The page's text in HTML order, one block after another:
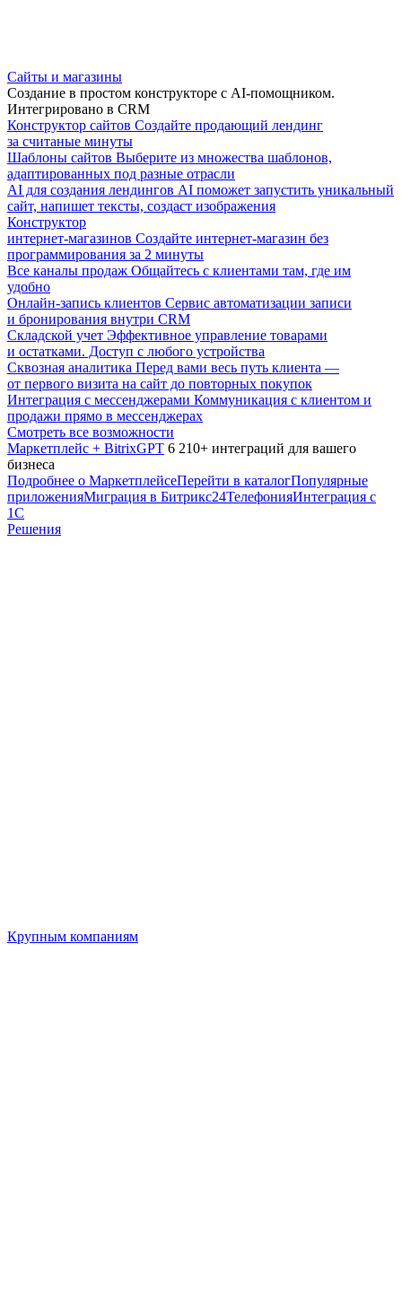
Сайты и магазины
Создание в простом конструкторе с AI-помощником.
Интегрировано в CRM
Конструктор сайтов Создайте продающий лендинг
за считаные минуты
Шаблоны сайтов Выберите из множества шаблонов,
адаптированных под разные отрасли
AI для создания лендингов AI поможет запустить уникальный
сайт, напишет тексты, создаст изображения
Конструктор
интернет-магазинов Создайте интернет-магазин без
программирования за 2 минуты
Все каналы продаж Общайтесь с клиентами там, где им
удобно
Онлайн-запись клиентов Сервис автоматизации записи
и бронирования внутри CRM
Складской учет Эффективное управление товарами
и остатками. Доступ с любого устройства
Сквозная аналитика Перед вами весь путь клиента —
от первого визита на сайт до повторных покупок
Интеграция с мессенджерами Коммуникация с клиентом и
продажи прямо в мессенджерах
Смотреть все возможности
Маркетплейс + BitrixGPT 6 210+ интеграций для вашего
бизнеса
Подробнее о МаркетплейсеПерейти в каталогПопулярные
приложенияМиграция в Битрикс24ТелефонияИнтеграция с
1С
Решения
Крупным компаниям